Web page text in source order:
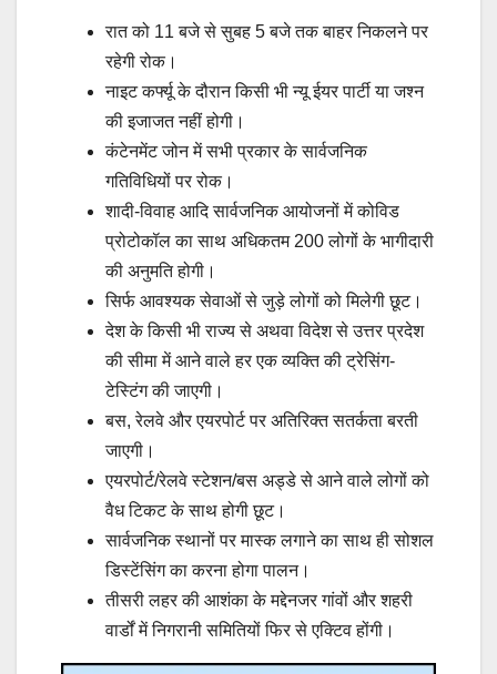
रात को 11 बजे से सुबह 5 बजे तक बाहर निकलने पर
रहेगी रोक।
नाइट कर्फ्यू के दौरान किसी भी न्यू ईयर पार्टी या जश्न
की इजाजत नहीं होगी।
कंटेनमेंट जोन में सभी प्रकार के सार्वजनिक
गतिविधियों पर रोक।
शादी-विवाह आदि सार्वजनिक आयोजनों में कोविड
प्रोटोकॉल का साथ अधिकतम 200 लोगों के भागीदारी
की अनुमति होगी।
सिर्फ आवश्यक सेवाओं से जुड़े लोगों को मिलेगी छूट।
देश के किसी भी राज्य से अथवा विदेश से उत्तर प्रदेश
की सीमा में आने वाले हर एक व्यक्ति की ट्रेसिंग-
टेस्टिंग की जाएगी।
बस, रेलवे और एयरपोर्ट पर अतिरिक्त सतर्कता बरती
जाएगी।
एयरपोर्ट/रेलवे स्टेशन/बस अड्डे से आने वाले लोगों को
वैध टिकट के साथ होगी छूट।
सार्वजनिक स्थानों पर मास्क लगाने का साथ ही सोशल
डिस्टेंसिंग का करना होगा पालन।
तीसरी लहर की आशंका के मद्देनजर गांवों और शहरी
वार्डों में निगरानी समितियों फिर से एक्टिव होंगी।